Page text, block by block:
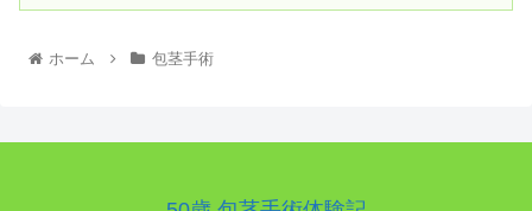
ホーム 包茎手術